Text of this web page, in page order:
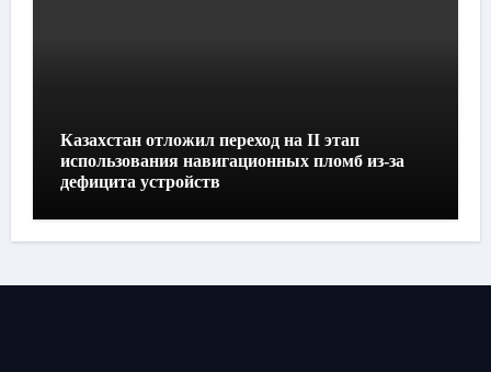
Казахстан отложил переход на II этап
использования навигационных пломб из-за
дефицита устройств